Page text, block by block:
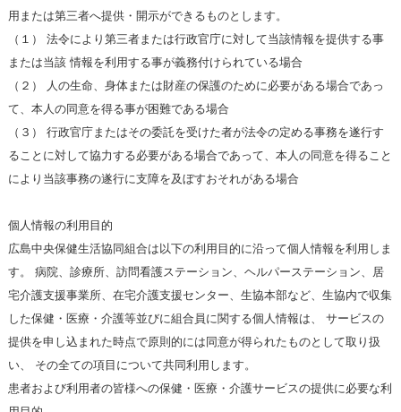
用または第三者へ提供・開示ができるものとします。
（１） 法令により第三者または行政官庁に対して当該情報を提供する事
または当該 情報を利用する事が義務付けられている場合
（２） 人の生命、身体または財産の保護のために必要がある場合であっ
て、本人の同意を得る事が困難である場合
（３） 行政官庁またはその委託を受けた者が法令の定める事務を遂行す
ることに対して協力する必要がある場合であって、本人の同意を得ること
により当該事務の遂行に支障を及ぼすおそれがある場合
個人情報の利用目的
広島中央保健生活協同組合は以下の利用目的に沿って個人情報を利用しま
す。 病院、診療所、訪問看護ステーション、ヘルパーステーション、居
宅介護支援事業所、在宅介護支援センター、生協本部など、生協内で収集
した保健・医療・介護等並びに組合員に関する個人情報は、 サービスの
提供を申し込まれた時点で原則的には同意が得られたものとして取り扱
い、 その全ての項目について共同利用します。
患者および利用者の皆様への保健・医療・介護サービスの提供に必要な利